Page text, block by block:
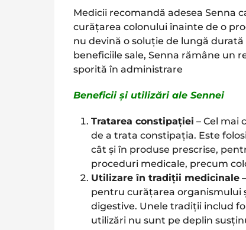
Medicii recomandă adesea Senna
curățarea colonului înainte de o
nu devină o soluție de lungă
beneficiile sale, Senna rămâne un
sporită în administrare​
Beneficii și utilizări ale Sennei
Tratarea constipației – Cel mai
de a trata constipația. Este
cât și în produse prescrise,
proceduri medicale, precum
Utilizare în tradiții medicinale
pentru curățarea organismului
digestive. Unele tradiții includ
utilizări nu sunt pe deplin